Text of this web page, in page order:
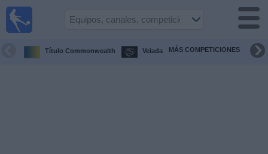
Título Commonwealth Velada MÁS COMPETICIONES
Guía de